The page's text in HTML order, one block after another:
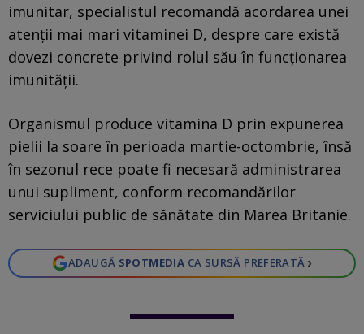
imunitar, specialistul recomandă acordarea unei
atenții mai mari vitaminei D, despre care există
dovezi concrete privind rolul său în funcționarea
imunității.
Organismul produce vitamina D prin expunerea
pielii la soare în perioada martie-octombrie, însă
în sezonul rece poate fi necesară administrarea
unui supliment, conform recomandărilor
serviciului public de sănătate din Marea Britanie.
ADAUGĂ SPOTMEDIA CA SURSĂ PREFERATĂ ›